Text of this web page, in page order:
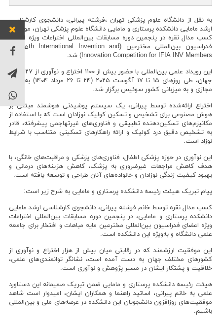
به نقل از دانشگاه علوم پزشکی تهران ،فرشته پیرانی، دانشجوی کارشناسی
ارشد مامایی دانشکده پرستاری و مامایی دانشگاه علوم پزشکی تهران، موفق به
کسب مدال نقره در پنجمین دوره مسابقات بین‌المللی اختراعات ویژه اعضای
فدراسیون بین‌المللی مخترعین (The 5th International Invention and
Innovation Competition for IFIA INV Members) شد.
این رویداد علمی بین‌المللی با حضور بیش از ۱۱۰۰ اختراع و نوآوری از ۲۷ کشور
جهان، طی روزهای ۱۵ تا ۱۷ آگوست ۲۰۲۵ (۲۴ تا ۲۶ مرداد ۱۴۰۴) به‌صورت
مجازی و به میزبانی کشور سوئیس برگزار شد.
اختراع ارائه‌شده توسط پیرانی، یک سیستم پوشیدنی هوشمند مبتنی بر
هوش مصنوعی برای تشخیص و تسکین کولیک نوزادان است که با استفاده از
مکانیزم‌های تسکین‌دهنده تطبیقی و فناوری‌های غیرتهاجمی پیشرفته، قادر
به تشخیص دقیق درد کولیک و ارائه راهکارهای تسکینی متناسب با شرایط
نوزاد است.
این نوآوری در حوزه پزشکی اطفال، فناوری‌های پزشکی و مراقبت‌های خانگی، با
هدف کاهش مراجعات غیرضروری به پزشک، کاهش هزینه‌های درمانی و
بهبود کیفیت زندگی نوزادان و خانواده‌های آنان طراحی و توسعه یافته است.
پیام تبریک هیئت رئیسه دانشکده پرستاری و مامایی به شرح زیر است:
کسب مدال نقره توسط خانم فرشته پیرانی، دانشجوی کارشناسی ارشد مامایی
دانشکده پرستاری و مامایی، در پنجمین دوره مسابقات بین‌المللی اختراعات
ویژه اعضای فدراسیون بین‌المللی مخترعین مایه مباهات و افتخار برای جامعه
علمی دانشگاه و به‌ویژه این دانشکده است.
این موفقیت ارزشمند که در رقابتی میان بیش از هزار اختراع و نوآوری از
کشورهای مختلف جهان به دست آمده است، نشانگر توانمندی‌های علمی،
خلاقیت و پشتکار ایشان در مسیر پژوهش و نوآوری است.
هیئت‌ رئیسه دانشکده پرستاری و مامایی ضمن تبریک صمیمانه این دستاورد
علمی به خانم پیرانی، اساتید راهنما و همکاران ایشان، امیدوار است شاهد
موفقیت‌های روزافزون دانشجویان این دانشکده در عرصه‌های ملی و بین‌المللی
باشیم.